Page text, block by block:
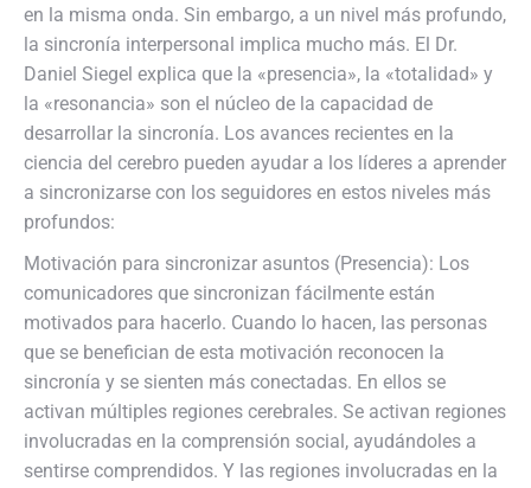
en la misma onda. Sin embargo, a un nivel más profundo,
la sincronía interpersonal implica mucho más. El Dr.
Daniel Siegel explica que la «presencia», la «totalidad» y
la «resonancia» son el núcleo de la capacidad de
desarrollar la sincronía. Los avances recientes en la
ciencia del cerebro pueden ayudar a los líderes a aprender
a sincronizarse con los seguidores en estos niveles más
profundos:
Motivación para sincronizar asuntos (Presencia): Los
comunicadores que sincronizan fácilmente están
motivados para hacerlo. Cuando lo hacen, las personas
que se benefician de esta motivación reconocen la
sincronía y se sienten más conectadas. En ellos se
activan múltiples regiones cerebrales. Se activan regiones
involucradas en la comprensión social, ayudándoles a
sentirse comprendidos. Y las regiones involucradas en la